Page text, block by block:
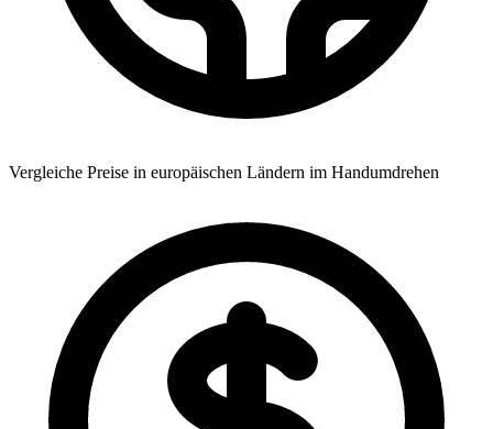
Vergleiche Preise in europäischen Ländern im Handumdrehen